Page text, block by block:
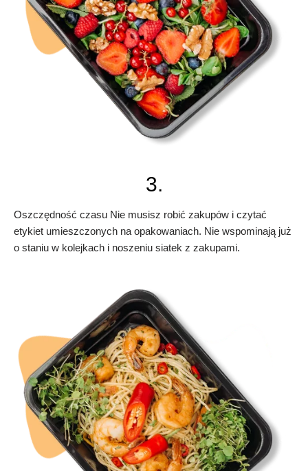
3.
Oszczędność czasu Nie musisz robić zakupów i czytać
etykiet umieszczonych na opakowaniach. Nie wspominają już
o staniu w kolejkach i noszeniu siatek z zakupami.